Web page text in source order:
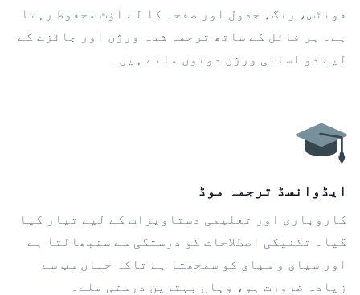
فونٹس، رنگ، جدول اور صفحہ کا لے آؤٹ محفوظ رہتا
ہے۔ ہر فائل کے ساتھ ترجمہ شدہ ورژن اور جائزے کے
لیے دو لسانی ورژن دونوں ملتے ہیں۔
ایڈوانسڈ ترجمہ موڈ
کاروباری اور تعلیمی دستاویزات کے لیے تیار کیا
گیا۔ تکنیکی اصطلاحات کو درستگی سے سنبھالتا ہے
اور سیاق و سباق کو سمجھتا ہے تاکہ جہاں سب سے
زیادہ ضرورت ہو، وہاں بہترین درستی ملے۔